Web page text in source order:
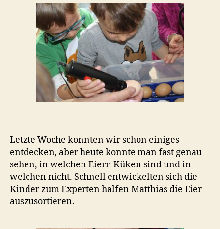
Letzte Woche konnten wir schon einiges
entdecken, aber heute konnte man fast genau
sehen, in welchen Eiern Küken sind und in
welchen nicht. Schnell entwickelten sich die
Kinder zum Experten halfen Matthias die Eier
auszusortieren.